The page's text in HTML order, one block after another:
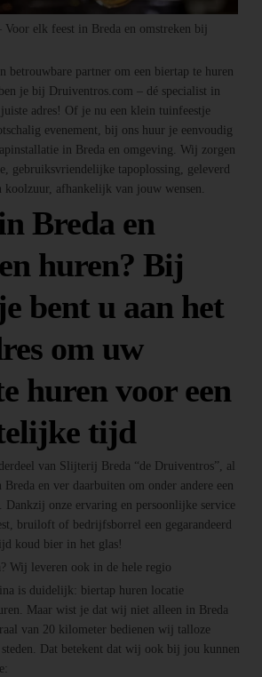
Voor elk feest in Breda en omstreken bij
betrouwbare partner om een biertap te huren
je bij Druiventros.com – dé specialist in
adres! Of je nu een klein tuinfeestje
evenement, bij ons huur je eenvoudig
in Breda en omgeving. Wij zorgen
gebruiksvriendelijke tapoplossing, geleverd
koolzuur, afhankelijk van jouw wensen.
Breda en
huren? Bij
bent u aan het
om uw
huren voor een
tijd
van Slijterij Breda “de Druiventros”, al
en ver daarbuiten om onder andere een
Dankzij onze ervaring en persoonlijke service
bruiloft of bedrijfsborrel een gegarandeerd
koud bier in het glas!
Wij leveren ook in de hele regio
is duidelijk: biertap huren locatie
Maar wist je dat wij niet alleen in Breda
van 20 kilometer bedienen wij talloze
Dat betekent dat wij ook bij jou kunnen